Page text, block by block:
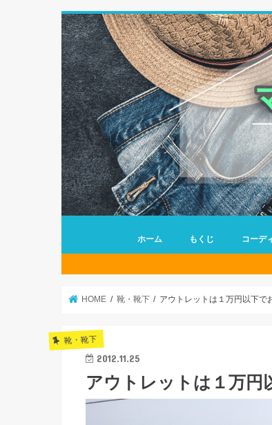
ホーム もくじ コーデ
HOME 靴・靴下 アウトレットは１万円以下で
靴・靴下
2012.11.25
アウトレットは１万円